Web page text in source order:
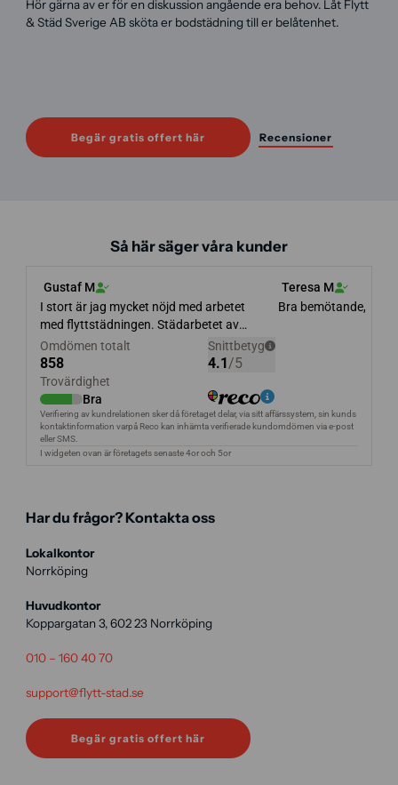
Hör gärna av er för en diskussion angående era behov. Låt Flytt
& Städ Sverige AB sköta er bodstädning till er belåtenhet.
Begär gratis offert här Recensioner
Så här säger våra kunder
Har du frågor? Kontakta oss
Lokalkontor
Norrköping
Huvudkontor
Koppargatan 3, 602 23 Norrköping
010 – 160 40 70
support@flytt-stad.se
Begär gratis offert här